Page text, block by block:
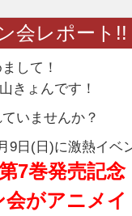
会レポート!!
して！
きょんです！
いませんか？
9日(日)に激熱イベ
7巻発売記念
会がアニメ